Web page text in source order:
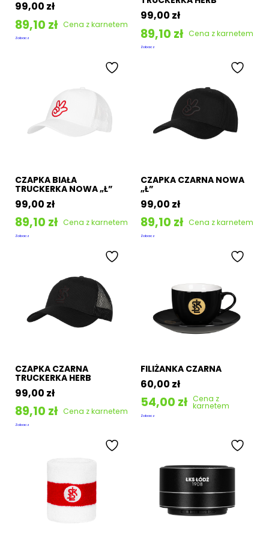
99,00 zł
89,10 zł Cena z karnetem
Zobacz
99,00 zł
89,10 zł Cena z karnetem
Zobacz
CZAPKA BIAŁA
TRUCKERKA NOWA „Ł”
99,00 zł
89,10 zł Cena z karnetem
Zobacz
CZAPKA CZARNA NOWA
„Ł”
99,00 zł
89,10 zł Cena z karnetem
Zobacz
CZAPKA CZARNA
TRUCKERKA HERB
99,00 zł
89,10 zł Cena z karnetem
Zobacz
FILIŻANKA CZARNA
60,00 zł
54,00 zł Cena z
karnetem
Zobacz